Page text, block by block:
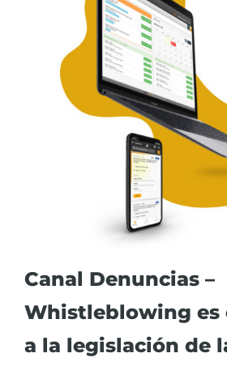
Canal Denuncias –
Whistleblowing es
a la legislación de